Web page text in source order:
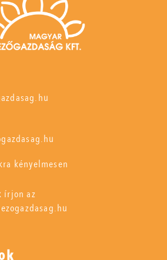
kényelmesen
írjon az